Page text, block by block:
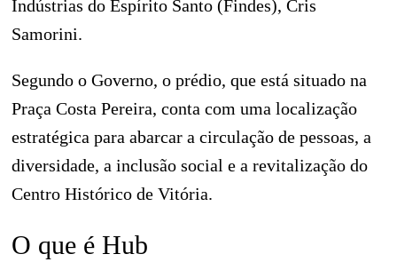
Indústrias do Espírito Santo (Findes), Cris
Samorini.
Segundo o Governo, o prédio, que está situado na
Praça Costa Pereira, conta com uma localização
estratégica para abarcar a circulação de pessoas, a
diversidade, a inclusão social e a revitalização do
Centro Histórico de Vitória.
O que é Hub